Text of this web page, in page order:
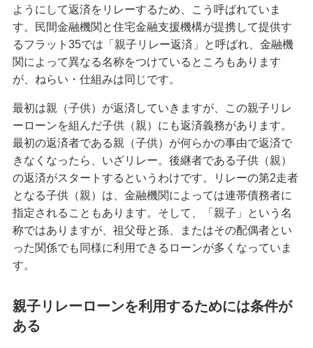
ようにして返済をリレーするため、こう呼ばれていま
す。民間金融機関と住宅金融支援機構が提携して提供す
るフラット35では「親子リレー返済」と呼ばれ、金融機
関によって異なる名称をつけているところもあります
が、ねらい・仕組みは同じです。
最初は親（子供）が返済していきますが、この親子リレ
ーローンを組んだ子供（親）にも返済義務があります。
最初の返済者である親（子供）が何らかの事由で返済で
きなくなったら、いざリレー。後継者である子供（親）
の返済がスタートするというわけです。リレーの第2走者
となる子供（親）は、金融機関によっては連帯債務者に
指定されることもあります。そして、「親子」という名
称ではありますが、祖父母と孫、またはその配偶者とい
った関係でも同様に利用できるローンが多くなっていま
す。
親子リレーローンを利用するためには条件が
ある